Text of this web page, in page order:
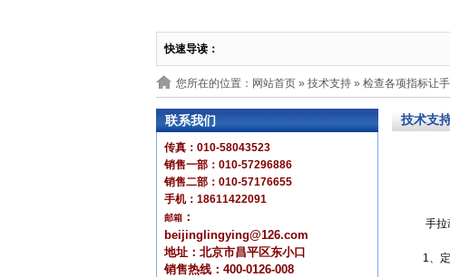
快速导读：
您所在的位置：网站首页 » 技术支持 » 检查各项指标让
联系我们
传真：010-58043523
销售一部：010-57296886
销售二部：010-57176655
手机：18611422091
邮箱 ：
beijinglingying@126.com
地址：北京市昌平区东小口
销售热线：400-0126-008
技术支
手拉
1、